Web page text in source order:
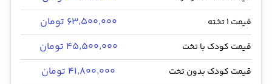
قیمت 1 تخته ۶۳٬۵۰۰٬۰۰۰ تومان
قیمت کودک با تخت ۴۵٬۵۰۰٬۰۰۰ تومان
قیمت کودک بدون تخت ۴۱٬۸۰۰٬۰۰۰ تومان